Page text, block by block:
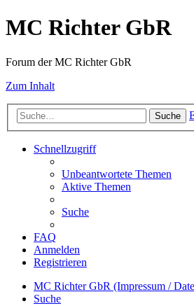
MC Richter GbR
Forum der MC Richter GbR
Zum Inhalt
Suche
Schnellzugriff
Unbeantwortete Themen
Aktive Themen
Suche
FAQ
Anmelden
Registrieren
MC Richter GbR (Impressum /
Suche